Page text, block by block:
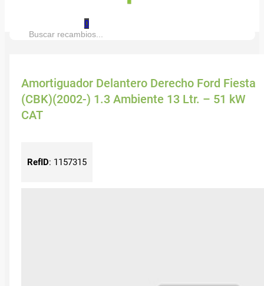
0
Buscar:
Amortiguador Delantero Derecho Ford Fiesta
(CBK)(2002-) 1.3 Ambiente 13 Ltr. – 51 kW
CAT
RefID: 1157315